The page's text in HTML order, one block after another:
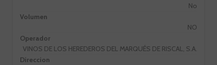
No
Volumen
NO
Operador
VINOS DE LOS HEREDEROS DEL MARQUÉS DE RISCAL, S.A.
Direccion